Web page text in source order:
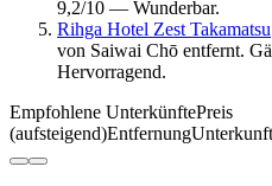
9,2/10 — Wunderbar.
Rihga Hotel Zest Takamatsu
von Saiwai Chō entfernt.
Hervorragend.
Empfohlene UnterkünftePreis
(aufsteigend)Entfernung